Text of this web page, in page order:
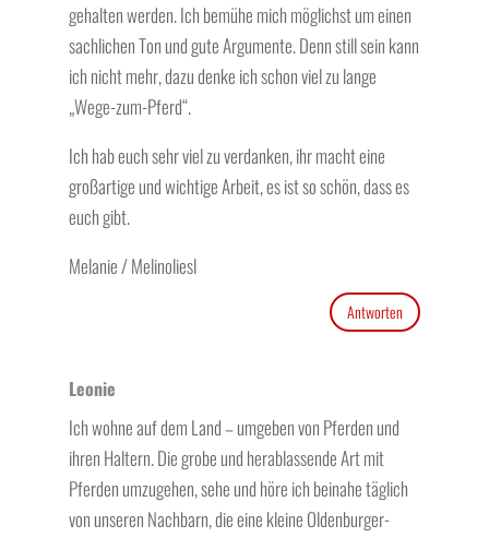
gehalten werden. Ich bemühe mich möglichst um einen
sachlichen Ton und gute Argumente. Denn still sein kann
ich nicht mehr, dazu denke ich schon viel zu lange
„Wege-zum-Pferd“.
Ich hab euch sehr viel zu verdanken, ihr macht eine
großartige und wichtige Arbeit, es ist so schön, dass es
euch gibt.
Melanie / Melinoliesl
Antworten
Leonie
Ich wohne auf dem Land – umgeben von Pferden und
ihren Haltern. Die grobe und herablassende Art mit
Pferden umzugehen, sehe und höre ich beinahe täglich
von unseren Nachbarn, die eine kleine Oldenburger-